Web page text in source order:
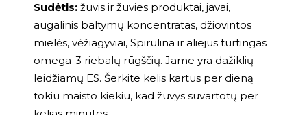
Sudėtis: žuvis ir žuvies produktai, javai,
augalinis baltymų koncentratas, džiovintos
mielės, vėžiagyviai, Spirulina ir aliejus turtingas
omega-3 riebalų rūgščių. Jame yra dažiklių
leidžiamų ES. Šerkite kelis kartus per dieną
tokiu maisto kiekiu, kad žuvys suvartotų per